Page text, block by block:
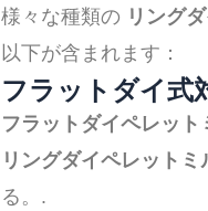
様々な種類の リング
以下が含まれます：
フラットダイ式
フラットダイペレット
リングダイペレットミ
る。.